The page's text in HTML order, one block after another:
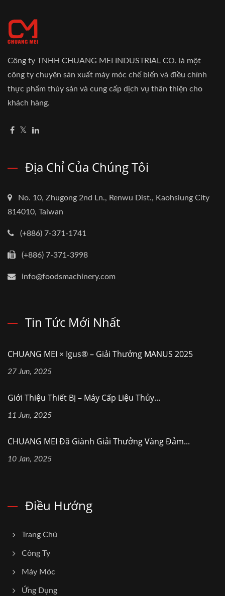
Công ty TNHH CHUANG MEI INDUSTRIAL CO. là một
công ty chuyên sản xuất máy móc chế biến và điều chỉnh
thực phẩm thủy sản và cung cấp dịch vụ thân thiện cho
khách hàng.
Địa Chỉ Của Chúng Tôi
No. 10, Zhugong 2nd Ln., Renwu Dist., Kaohsiung City
814010, Taiwan
(+886) 7-371-1741
(+886) 7-371-3998
info@foodsmachinery.com
Tin Tức Mới Nhất
CHUANG MEI × Igus® – Giải Thưởng MANUS 2025
27 Jun, 2025
Giới Thiệu Thiết Bị – Máy Cấp Liệu Thủy...
11 Jun, 2025
CHUANG MEI Đã Giành Giải Thưởng Vàng Đảm...
10 Jan, 2025
Điều Hướng
Trang Chủ
Công Ty
Máy Móc
Ứng Dụng